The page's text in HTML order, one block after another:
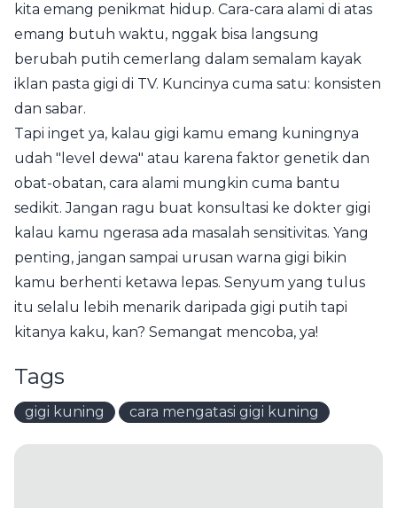
kita emang penikmat hidup. Cara-cara alami di atas
emang butuh waktu, nggak bisa langsung
berubah putih cemerlang dalam semalam kayak
iklan pasta gigi di TV. Kuncinya cuma satu: konsisten
dan sabar.
Tapi inget ya, kalau gigi kamu emang kuningnya
udah "level dewa" atau karena faktor genetik dan
obat-obatan, cara alami mungkin cuma bantu
sedikit. Jangan ragu buat konsultasi ke dokter gigi
kalau kamu ngerasa ada masalah sensitivitas. Yang
penting, jangan sampai urusan warna gigi bikin
kamu berhenti ketawa lepas. Senyum yang tulus
itu selalu lebih menarik daripada gigi putih tapi
kitanya kaku, kan? Semangat mencoba, ya!
Tags
gigi kuning cara mengatasi gigi kuning